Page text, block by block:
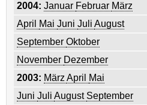
2004: Januar Februar März
April
Mai Juni Juli August
September Oktober
November Dezember
2003: MärzApril
Mai
Juni Juli August September